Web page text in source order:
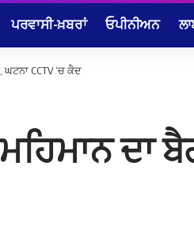
ਪਰਵਾਸੀ-ਖ਼ਬਰਾਂ ਓਪੀਨੀਅਨ
CCTV ‘ਚ ਕੈਦ
ਦਾ